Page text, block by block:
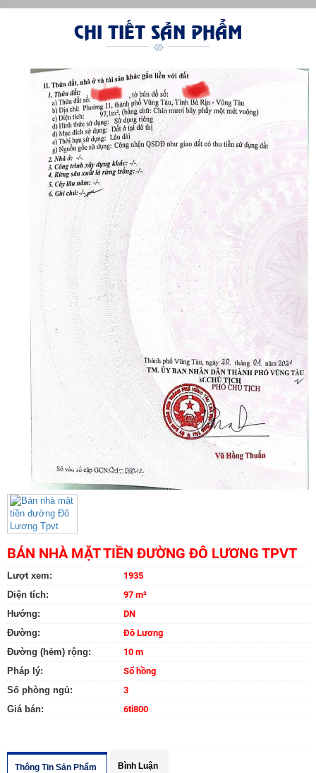
CHI TIẾT SẢN PHẨM
BÁN NHÀ MẶT TIỀN ĐƯỜNG ĐÔ LƯƠNG TPVT
Lượt xem:
1935
Diện tích:
97 m²
Hướng:
DN
Đường:
Đô Lương
Đường (hẻm) rộng:
10 m
Pháp lý:
Sổ hồng
Số phòng ngủ:
3
Giá bán:
6ti800
Thông Tin Sản Phẩm Bình Luận